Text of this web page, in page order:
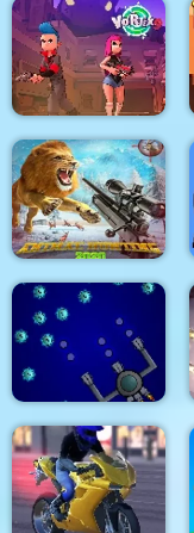
Food Tiles Match 3
Vortex 9
Wild animal hunting
Space Module